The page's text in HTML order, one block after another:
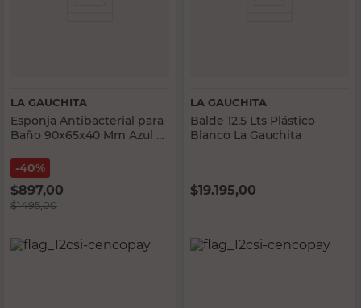
LA GAUCHITA
Esponja Antibacterial para
Baño 90x65x40 Mm Azul La
40%
$897,00
$1495,00
LA GAUCHITA
Balde 12,5 Lts Plástico
Blanco La Gauchita
$19.195,00